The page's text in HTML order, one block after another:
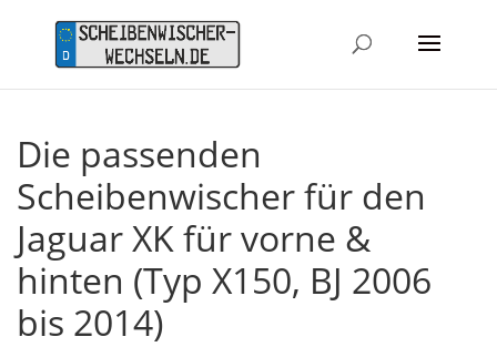
Die passenden
Scheibenwischer für den
Jaguar XK für vorne &
hinten (Typ X150, BJ 2006
bis 2014)